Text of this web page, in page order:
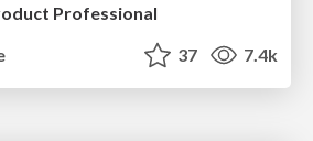
Professional
37 7.4k